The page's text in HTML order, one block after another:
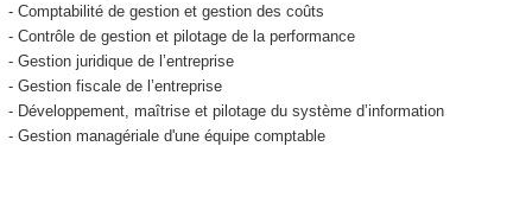
- Comptabilité de gestion et gestion des coûts
- Contrôle de gestion et pilotage de la performance
- Gestion juridique de l’entreprise
- Gestion fiscale de l’entreprise
- Développement, maîtrise et pilotage du système d’information
- Gestion managériale d'une équipe comptable